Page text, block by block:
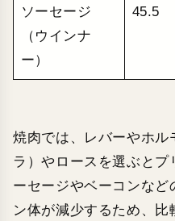
ソーセージ
（ウインナ
ー）
45.5
焼肉では、レバーやホ
ラ）やロースを選ぶと
ーセージやベーコンなど
ン体が減少するため、比